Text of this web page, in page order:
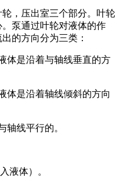
，压出室三个部分。叶轮
泵通过叶轮对液体的作
的方向分为三类：
体是沿着与轴线垂直的方
体是沿着轴线倾斜的方向
轴线平行的。
液体）。